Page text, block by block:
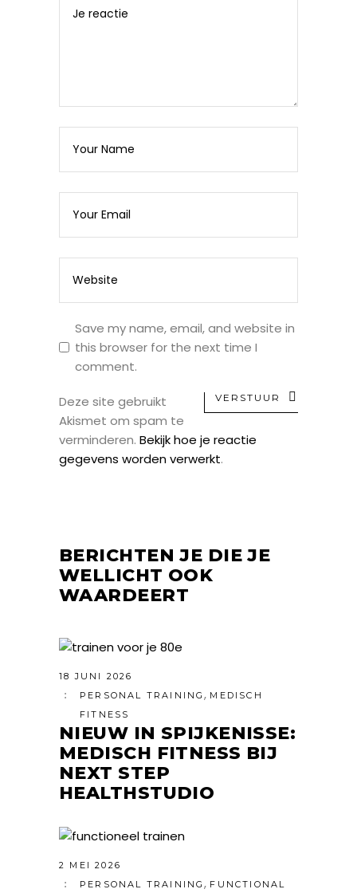
Save my name, email, and website in
this browser for the next time I
comment.
VERSTUUR
Deze site gebruikt
Akismet om spam te
verminderen. Bekijk hoe je reactie
gegevens worden verwerkt.
BERICHTEN JE DIE JE
WELLICHT OOK
WAARDEERT
18 JUNI 2026
PERSONAL TRAINING , MEDISCH
FITNESS
NIEUW IN SPIJKENISSE:
MEDISCH FITNESS BIJ
NEXT STEP
HEALTHSTUDIO
2 MEI 2026
PERSONAL TRAINING, FUNCTIONAL